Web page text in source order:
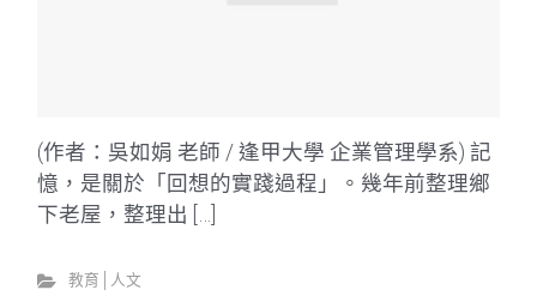
(作者：吳如娟 老師 / 逢甲大學 企業管理學系) 記
憶，是關於「回想的實踐過程」。幾年前整理鄉
下老屋，整理出 […]
教育│人文